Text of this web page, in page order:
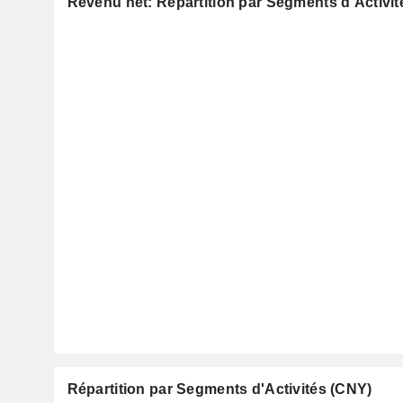
Répartition par Segments d'Activités (CNY)